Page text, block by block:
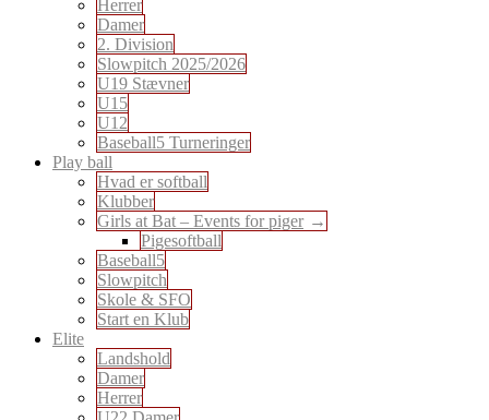
Herrer
Damer
2. Division
Slowpitch 2025/2026
U19 Stævner
U15
U12
Baseball5 Turneringer
Play ball
Hvad er softball
Klubber
Girls at Bat – Events for piger
Pigesoftball
Baseball5
Slowpitch
Skole & SFO
Start en Klub
Elite
Landshold
Damer
Herrer